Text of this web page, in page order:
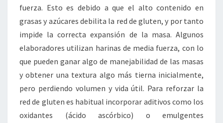
fuerza. Esto es debido a que el alto contenido en
grasas y azúcares debilita la red de gluten, y por tanto
impide la correcta expansión de la masa. Algunos
elaboradores utilizan harinas de media fuerza, con lo
que pueden ganar algo de manejabilidad de las masas
y obtener una textura algo más tierna inicialmente,
pero perdiendo volumen y vida útil. Para reforzar la
red de gluten es habitual incorporar aditivos como los
oxidantes (ácido ascórbico) o emulgentes